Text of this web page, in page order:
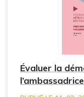
Évaluer la